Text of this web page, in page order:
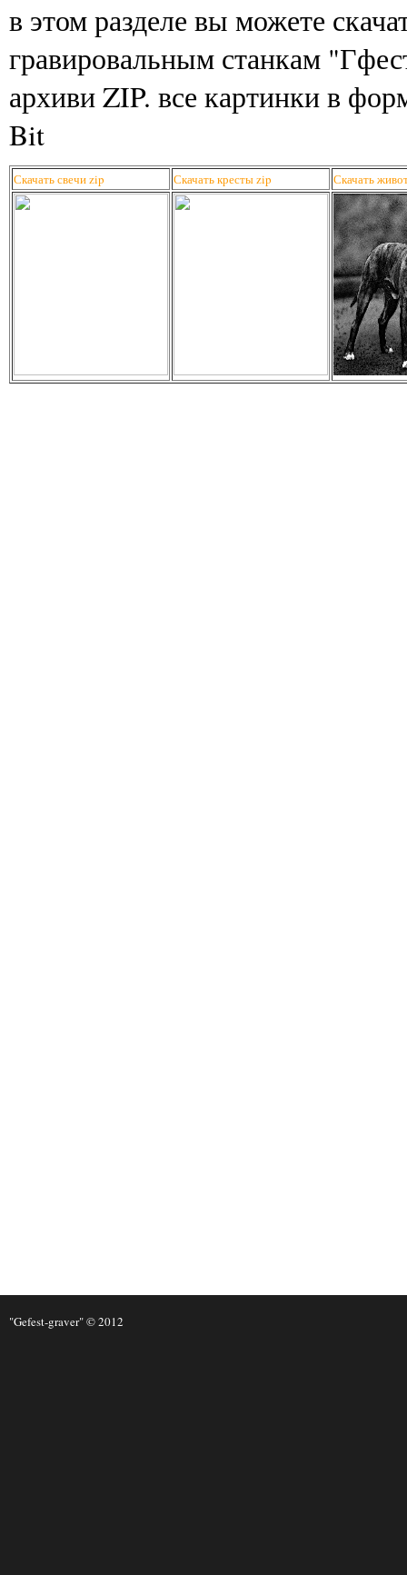
в этом разделе вы можете
гравировальным станкам
архиви ZIP. все картинки в
Bit
Скачать свечи zip Скачать кресты zip Скачать
"Gefest-graver" © 2012